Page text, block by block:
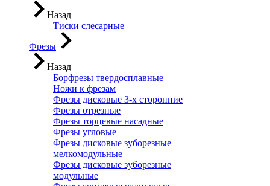
Назад
Тиски слесарные
Фрезы
Назад
Борфрезы твердосплавные
Ножи к фрезам
Фрезы дисковые 3-х сторонние
Фрезы отрезные
Фрезы торцевые насадные
Фрезы угловые
Фрезы дисковые зуборезные
мелкомодульные
Фрезы дисковые зуборезные
модульные